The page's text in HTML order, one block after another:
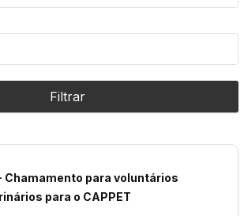
Filtrar
Chamamento para voluntários
para o CAPPET